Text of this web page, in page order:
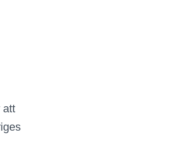
att